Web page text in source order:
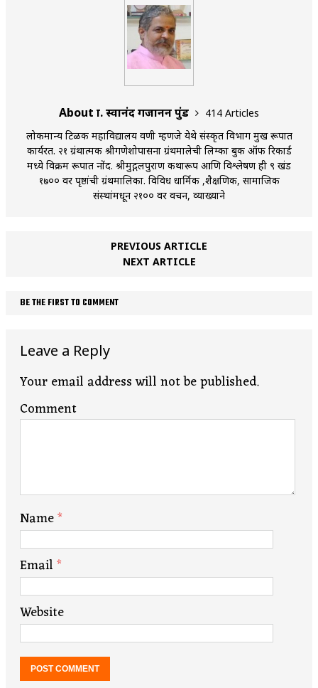
About प्रा. स्वानंद गजानन पुंड
414 Articles
लोकमान्य टिळक महाविद्यालय वणी म्हणजे येथे संस्कृत विभाग प्रमुख रूपात
कार्यरत. २१ ग्रंथात्मक श्रीगणेशोपासना ग्रंथमालेची लिम्का बुक ऑफ रिकार्ड
मध्ये विक्रम रूपात नोंद. श्रीमुद्गलपुराण कथारूप आणि विश्लेषण ही ९ खंड
१७०० वर पृष्ठांची ग्रंथमालिका. विविध धार्मिक ,शैक्षणिक, सामाजिक
संस्थांमधून २१०० वर प्रवचन, व्याख्याने
PREVIOUS ARTICLE
NEXT ARTICLE
BE THE FIRST TO COMMENT
Leave a Reply
Your email address will not be published.
Comment
Name*
Email*
Website